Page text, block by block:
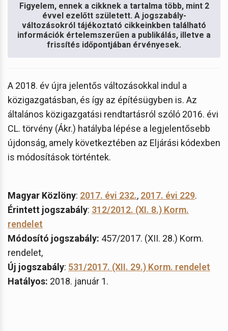
Figyelem, ennek a cikknek a tartalma több, mint 2
évvel ezelőtt született. A jogszabály-
változásokról tájékoztató cikkeinkben található
információk értelemszerűen a publikálás, illetve a
frissítés időpontjában érvényesek.
A 2018. év újra jelentős változásokkal indul a
közigazgatásban, és így az építésügyben is. Az
általános közigazgatási rendtartásról szóló 2016. évi
CL. törvény (Ákr.) hatályba lépése a legjelentősebb
újdonság, amely következtében az Eljárási kódexben
is módosítások történtek.
Magyar Közlöny: 2017. évi 232., 2017. évi 229.
Érintett jogszabály: 312/2012. (XI. 8.) Korm.
rendelet
Módosító jogszabály: 457/2017. (XII. 28.) Korm.
rendelet,
Új jogszabály: 531/2017. (XII. 29.) Korm. rendelet
Hatályos: 2018. január 1.